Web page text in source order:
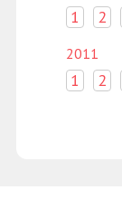
1 2
2011
1 2